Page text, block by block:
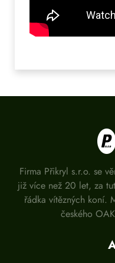
Firma Přikryl s.r.o. se
již více než 20 let, za
řádka vítězných koní.
českého